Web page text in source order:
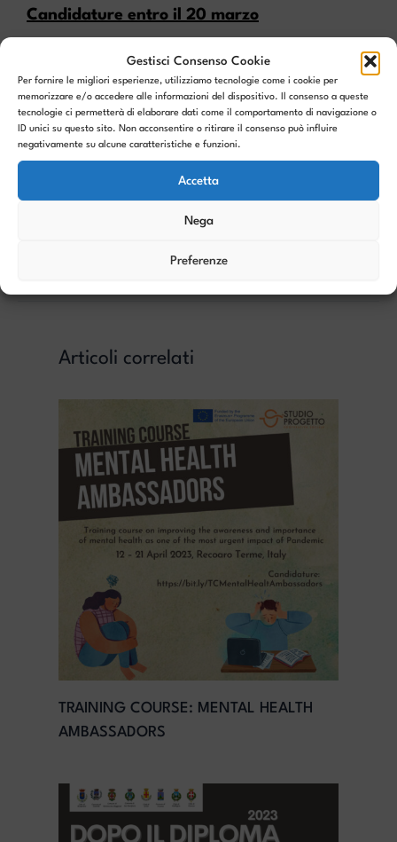
Gestisci Consenso Cookie
Per fornire le migliori esperienze, utilizziamo tecnologie come i cookie per
memorizzare e/o accedere alle informazioni del dispositivo. Il consenso a queste
tecnologie ci permetterà di elaborare dati come il comportamento di navigazione o
ID unici su questo sito. Non acconsentire o ritirare il consenso può influire
negativamente su alcune caratteristiche e funzioni.
Accetta
Nega
Preferenze
Candidature entro il 20 marzo
Candidati qui
Articoli correlati
TRAINING COURSE: MENTAL HEALTH
AMBASSADORS